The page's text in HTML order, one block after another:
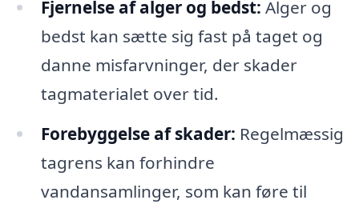
Fjernelse af alger og bedst: Alger og
bedst kan sætte sig fast på taget og
danne misfarvninger, der skader
tagmaterialet over tid.
Forebyggelse af skader: Regelmæssig
tagrens kan forhindre
vandansamlinger, som kan føre til